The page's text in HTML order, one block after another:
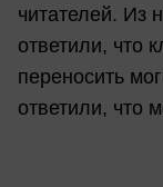
читателей. Из
ответили, что
переносить
ответили, что